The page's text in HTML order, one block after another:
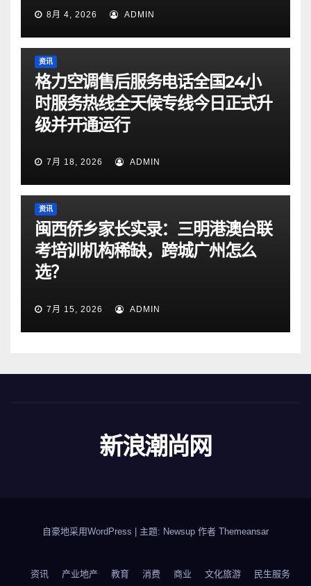
8月 4, 2026 ADMIN
资讯
格力空调售后服务电话全国24小
时服务热线全天候专线今日正式升
级并开通运行
7月 18, 2026 ADMIN
资讯
闽西侨乡家长实录：三明港澳台联
考培训机构稀缺，跨城广州怎么
选？
7月 15, 2026 ADMIN
新浪潮尚网
自豪地采用WordPress 主题: Newsup 作者 Themeansar
资讯 产业地产 教育 消费 商业 文化旅游 民生服务